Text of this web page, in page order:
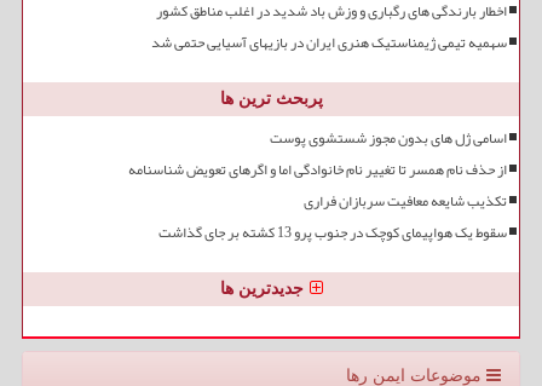
اخطار بارندگی های رگباری و وزش باد شدید در اغلب مناطق کشور
سهمیه تیمی ژیمناستیک هنری ایران در بازیهای آسیایی حتمی شد
پربحث ترین ها
اسامی ژل های بدون مجوز شستشوی پوست
از حذف نام همسر تا تغییر نام خانوادگی اما و اگرهای تعویض شناسنامه
تکذیب شایعه معافیت سربازان فراری
سقوط یک هواپیمای کوچک در جنوب پرو 13 کشته بر جای گذاشت
جدیدترین ها
موضوعات ایمن رها